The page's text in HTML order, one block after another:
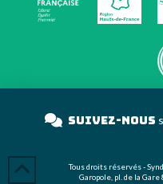
Suivez-
Tous droits réservés -
Garopole, pl. de la